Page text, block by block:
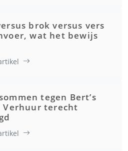
brok versus vers
wat het bewijs
tegen Bert’s
Verhuur terecht